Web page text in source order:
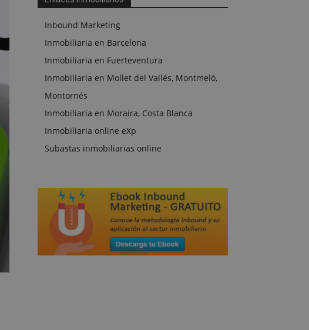
Inbound Marketing
Inmobiliaria en Barcelona
Inmobiliaria en Fuerteventura
Inmobiliaria en Mollet del Vallés, Montmeló,
Montornés
Inmobiliaria en Moraira, Costa Blanca
Inmobiliaria online eXp
Subastas inmobiliarias online